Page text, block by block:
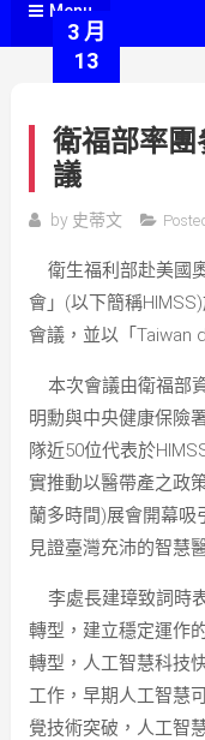
Menu
3 月
13
衛福部率
議
by 史蒂文
衛生福利部赴美國
會」(以下簡稱
會議，並以「Taiwan
本次會議由衛福部
明勳與中央健康保險
隊近50位代表於
實推動以醫帶產之政
蘭多時間)展會開幕吸
見證臺灣充沛的智慧
李處長建璋致詞時
轉型，建立穩定運作
轉型，人工智慧科技
工作，早期人工智慧
覺技術突破，人工智